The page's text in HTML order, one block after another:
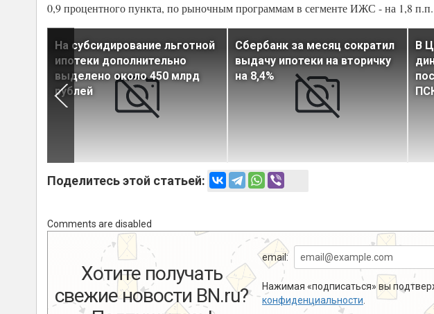
0,9 процентного пункта, по рыночным программам в сегменте ИЖС - на 1,8 п.п.
На субсидирование льготной
ипотеки дополнительно
выделено около 450 млрд
рублей
Сбербанк за месяц сократил
выдачу ипотеки на вторичку
на 8,4%
В
Поделитесь этой статьей:
Comments are disabled
Хотите получать
свежие новости BN.ru?
email:
Нажимая «подписаться» вы
конфиденциальности